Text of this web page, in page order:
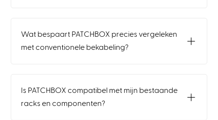
Wat bespaart PATCHBOX precies vergeleken
met conventionele bekabeling?
Is PATCHBOX compatibel met mijn bestaande
racks en componenten?